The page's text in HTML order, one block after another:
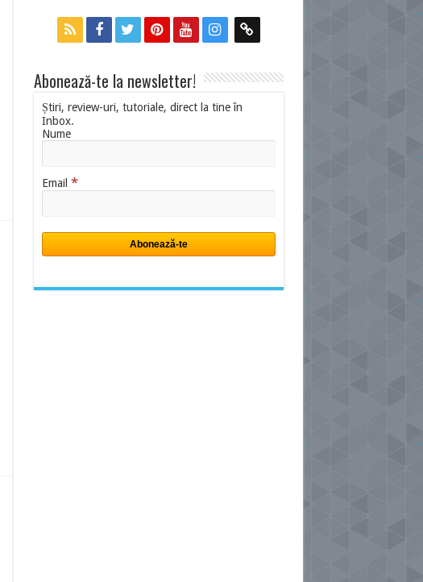
Abonează-te la newsletter!
Știri, review-uri, tutoriale, direct la tine în
Inbox.
Nume
Email *